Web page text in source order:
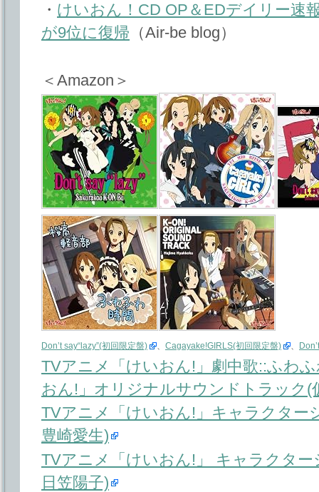
・ けいおん！CD OP＆EDデイリー速
が9位に復帰 （Air-be blog）
＜Amazon＞
Don’t say“lazy”(初回限定盤) 、 Cagayake!GIRLS(初回限定盤) 、
TVアニメ「けいおん!」劇中歌::ふわ
おん!」オリジナルサウンドトラック(
TVアニメ「けいおん!」キャラクター
豊崎愛生)
TVアニメ「けいおん!」 キャラクター
日笠陽子)